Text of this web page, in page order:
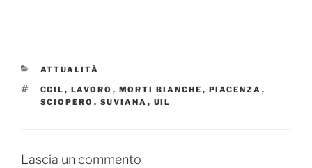
CATEGORIE
ATTUALITÀ
TAG
CGIL , LAVORO , MORTI BIANCHE , PIACENZA ,
SCIOPERO , SUVIANA , UIL
Lascia un commento